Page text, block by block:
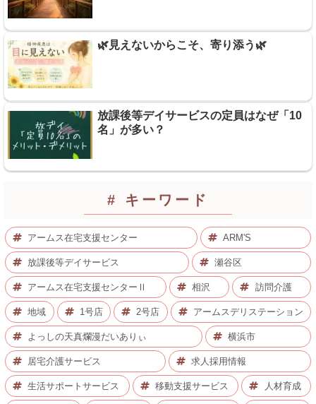
🌿見えないからこそ、寄り添う🌿
放課後等デイサービスの定員はなぜ「10
名」が多い？
# キーワード
アームス在宅支援センター ARM'S
放課後等デイサービス 瀬谷区
アームス在宅支援センターⅡ 相沢 訪問介護
地域 1号店 2号店 アームスデリステーション
よっしの天真爛漫だいありぃ 横浜市
居宅介護サービス 求人採用情報
生活サポートサービス 移動支援サービス 人材育成